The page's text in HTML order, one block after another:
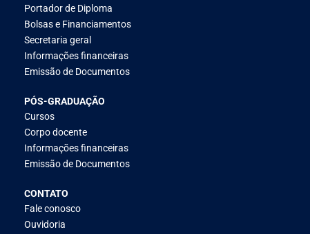
Portador de Diploma
Bolsas e Financiamentos
Secretaria geral
Informações financeiras
Emissão de Documentos
PÓS-GRADUAÇÃO
Cursos
Corpo docente
Informações financeiras
Emissão de Documentos
CONTATO
Fale conosco
Ouvidoria